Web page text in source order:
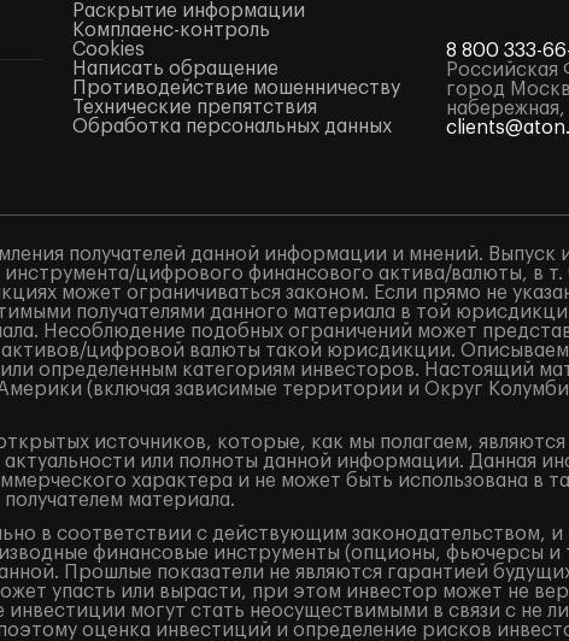
Раскрытие информации
Комплаенс-контроль
Cookies
Написать обращение
Противодействие мошенничеству
Технические препятствия
Обработка персональных данных
8 800 333-
Российская
город
получателей данной информации и мнений. Выпуск
цифрового финансового актива/валюты, в т.
может ограничиваться законом. Если прямо не
получателями данного материала в той
Несоблюдение подобных ограничений может
цифровой валюты такой юрисдикции.
определенным категориям инвесторов. Настоящий
(включая зависимые территории и Округ
источников, которые, как мы полагаем,
или полноты данной информации. Данная
характера и не может быть использована в
материала.
в соответствии с действующим законодательством, и
финансовые инструменты (опционы, фьючерсы и
Прошлые показатели не являются гарантией
упасть или вырасти, при этом инвестор может не
могут стать неосуществимыми в связи с не
оценка инвестиций и определение рисков